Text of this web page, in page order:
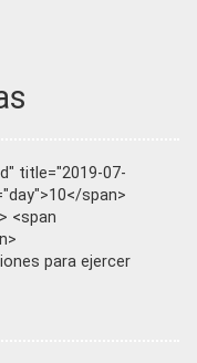
title="2019-07-
span>
<span
para ejercer